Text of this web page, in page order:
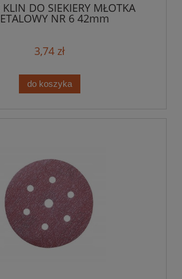
KLIN DO SIEKIERY MŁOTKA
NR 6 42mm
3,74 zł
do koszyka